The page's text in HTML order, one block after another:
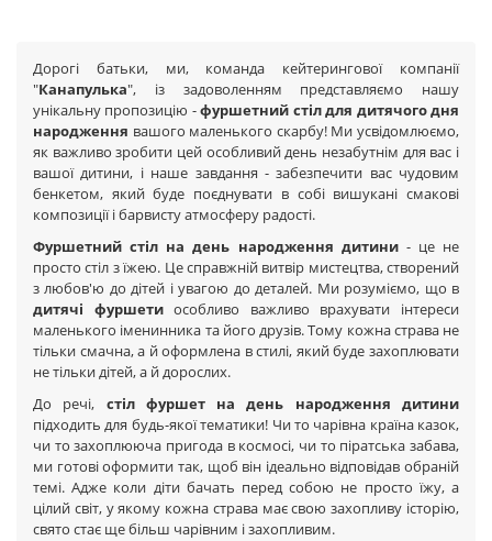
Дорогі батьки, ми, команда кейтерингової компанії
"Канапулька", із задоволенням представляємо нашу
унікальну пропозицію -фуршетний стіл для дитячого дня
народження вашого маленького скарбу! Ми усвідомлюємо,
як важливо зробити цей особливий день незабутнім для вас і
вашої дитини, і наше завдання - забезпечити вас чудовим
бенкетом, який буде поєднувати в собі вишукані смакові
композиції і барвисту атмосферу радості.
Фуршетний стіл на день народження дитини- це не
просто стіл з їжею. Це справжній витвір мистецтва, створений
з любов'ю до дітей і увагою до деталей. Ми розуміємо, що в
дитячі фуршетиособливо важливо врахувати інтереси
маленького іменинника та його друзів. Тому кожна страва не
тільки смачна, а й оформлена в стилі, який буде захоплювати
не тільки дітей, а й дорослих.
До речі, стіл фуршет на день народження дитини
підходить для будь-якої тематики! Чи то чарівна країна казок,
чи то захоплююча пригода в космосі, чи то піратська забава,
ми готові оформити так, щоб він ідеально відповідав обраній
темі. Адже коли діти бачать перед собою не просто їжу, а
цілий світ, у якому кожна страва має свою захопливу історію,
свято стає ще більш чарівним і захопливим.